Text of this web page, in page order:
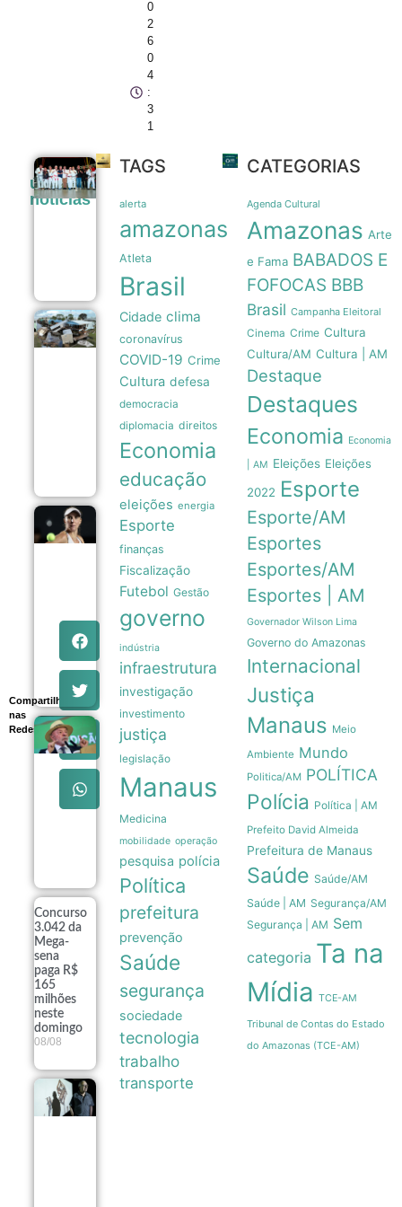
0
2
6
0
4
:
3
1
Compartilhe
nas
Redes
últimas
noticias
Prefeitura
amplia apoio
jiu-jítsu para
beneficiados
Tubarões
são usados
como
móveis
para prever
intensidade
furacões
Beatriz
Haddad
Maia
anuncia
se das
quadras
Lula
pretende
apresentar
dados de
preservação
Amazônia
Trump
08/08
Concurso
3.042 da
Mega-
sena
paga R$
165
milhões
neste
domingo
08/08
Exposição
TAGS
alerta
amazonas
Atleta
Brasil
Cidade clima
coronavírus
COVID-19 Crime
Cultura defesa
democracia
diplomacia direitos
Economia
educação
eleições energia
Esporte
finanças
Fiscalização
Futebol Gestão
governo
indústria
infraestrutura
investigação
investimento
justiça
legislação
Manaus
Medicina
mobilidade operação
pesquisa polícia
Política
prefeitura
prevenção
Saúde
segurança
sociedade
tecnologia
trabalho
transporte
CATEGORIAS
Agenda Cultural
Amazonas Arte
e Fama BABADOS E
FOFOCAS BBB
Brasil Campanha Eleitoral
Cinema Crime Cultura
Cultura/AM Cultura | AM
Destaque
Destaques
Economia Economia
| AM Eleições Eleições
2022 Esporte
Esporte/AM
Esportes
Esportes/AM
Esportes | AM
Governador Wilson Lima
Governo do Amazonas
Internacional
Justiça
Manaus Meio
Ambiente Mundo
Politica/AM POLÍTICA
Polícia Política | AM
Prefeito David Almeida
Prefeitura de Manaus
Saúde Saúde/AM
Saúde | AM Segurança/AM
Segurança | AM Sem
categoria Ta na
Mídia TCE-AM
Tribunal de Contas do Estado
do Amazonas (TCE-AM)